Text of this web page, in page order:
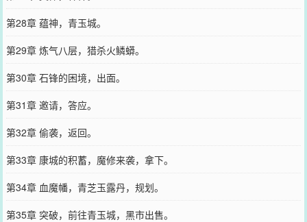
第28章 蕴神，青玉城。
第29章 炼气八层，猎杀火鳞蟒。
第30章 石锋的困境，出面。
第31章 邀请，答应。
第32章 偷袭，返回。
第33章 康城的积蓄，魔修来袭，拿下。
第34章 血魔幡，青芝玉露丹，规划。
第35章 突破，前往青玉城，黑市出售。